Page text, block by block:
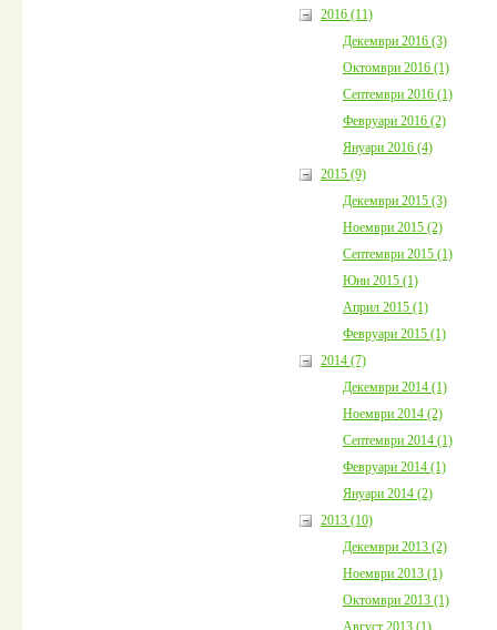
2016 (11)
Декември 2016 (3)
Октомври 2016 (1)
Септември 2016 (1)
Февруари 2016 (2)
Януари 2016 (4)
2015 (9)
Декември 2015 (3)
Ноември 2015 (2)
Септември 2015 (1)
Юни 2015 (1)
Април 2015 (1)
Февруари 2015 (1)
2014 (7)
Декември 2014 (1)
Ноември 2014 (2)
Септември 2014 (1)
Февруари 2014 (1)
Януари 2014 (2)
2013 (10)
Декември 2013 (2)
Ноември 2013 (1)
Октомври 2013 (1)
Август 2013 (1)